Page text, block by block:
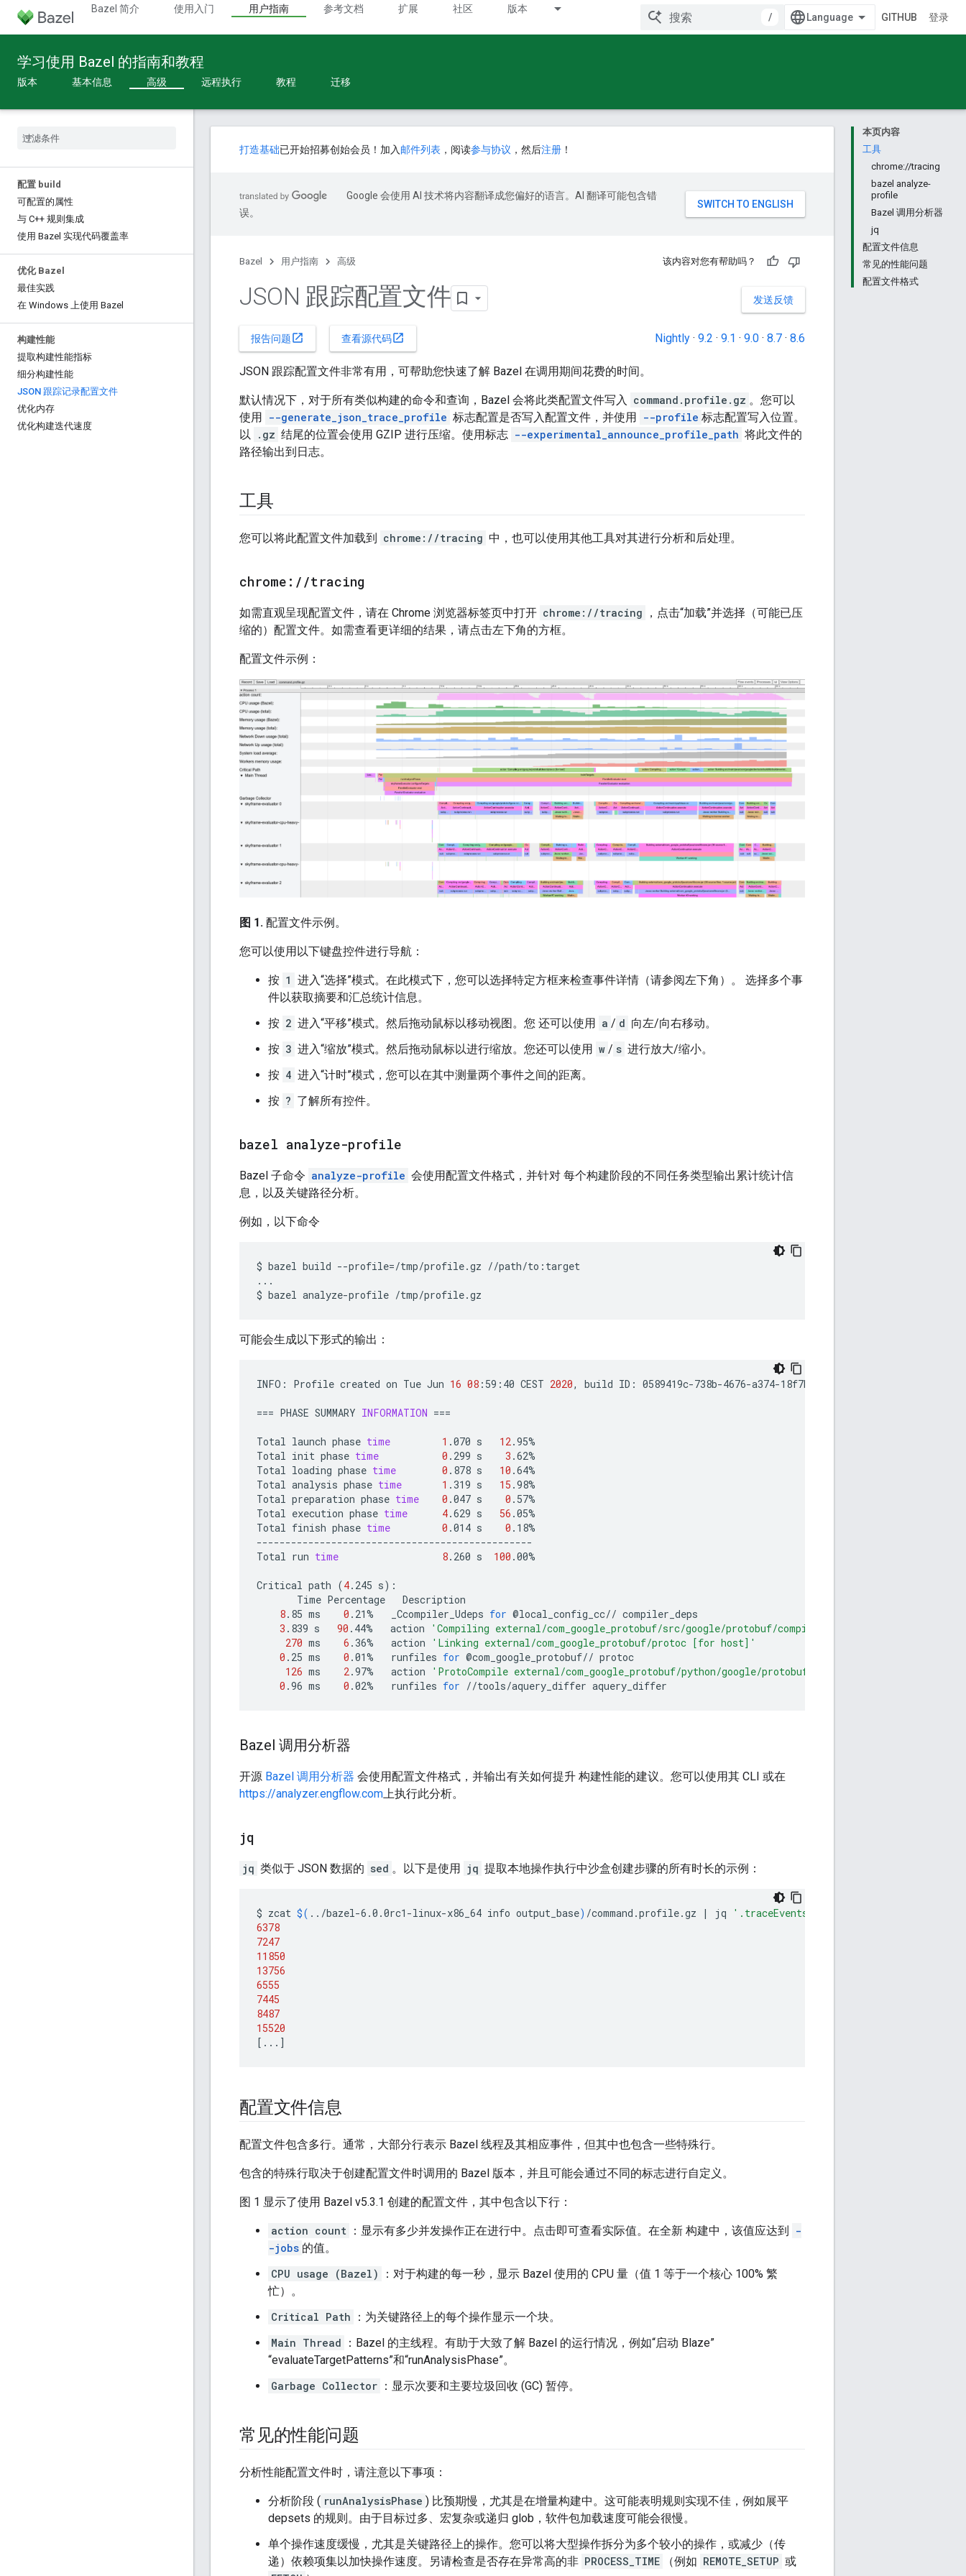
Bazel 简介 使用入门 用户指南 参考文档 扩展 社区 版本
/ GITHUB 登录
学习使用 Bazel 的指南和教程
版本 基本信息 高级 远程执行 教程 迁移
配置 build
可配置的属性
与 C++ 规则集成
使用 Bazel 实现代码覆盖率
优化 Bazel
最佳实践
在 Windows 上使用 Bazel
构建性能
提取构建性能指标
细分构建性能
JSON 跟踪记录配置文件
优化内存
优化构建迭代速度
本页内容
工具
chrome://tracing
bazel analyze-
profile
Bazel 调用分析器
jq
配置文件信息
常见的性能问题
配置文件格式
打造基础已开始招募创始会员！加入 邮件列表 ，阅读参与协议 ，然后注册 ！
Google 会使用 AI 技术将内容翻译成您偏好的语言。AI 翻译可能包含错
误。
Bazel 用户指南 高级 该内容对您有帮助吗？
发送反馈
JSON 跟踪配置文件
报告问题 open_in_new 查看源代码open_in_new Nightly · 9.2 · 9.1 · 9.0 · 8.7 · 8.6
JSON 跟踪配置文件非常有用，可帮助您快速了解 Bazel 在调用期间花费的时间。
默认情况下，对于所有类似构建的命令和查询，Bazel 会将此类配置文件写入 command.profile.gz 。您可以
使用 --generate_json_trace_profile 标志配置是否写入配置文件，并使用 --profile 标志配置写入位置。
以
.gz 结尾的位置会使用 GZIP 进行压缩。使用标志 --experimental_announce_profile_path 将此文件的
路径输出到日志。
工具
您可以将此配置文件加载到 chrome://tracing 中，也可以使用其他工具对其进行分析和后处理。
chrome: //tracing
如需直观呈现配置文件，请在 Chrome 浏览器标签页中打开 chrome://tracing
，点击“加载”并选择（可能已压
缩的）配置文件。如需查看更详细的结果，请点击左下角的方框。
配置文件示例：
图 1. 配置文件示例。
您可以使用以下键盘控件进行导航：
按 1 进入“选择”模式。在此模式下，您可以选择特定方框来检查事件详情（请参阅左下角）。 选择多个事
件以获取摘要和汇总统计信息。
按 2 进入“平移”模式。然后拖动鼠标以移动视图。您 还可以使用 a / d 向左/向右移动。
按 3 进入“缩放”模式。然后拖动鼠标以进行缩放。您还可以使用 w / s 进行放大/缩小。
按 4 进入“计时”模式，您可以在其中测量两个事件之间的距离。
按 ? 了解所有控件。
bazel analyze-profile
Bazel 子命令 analyze-profile 会使用配置文件格式，并针对 每个构建阶段的不同任务类型输出累计统计信
息，以及关键路径分析。
例如，以下命令
$ bazel build --profile=/tmp/profile.gz //path/to:target
...
$ bazel analyze-profile
可能会生成以下形式的输出：
INFO: Profile created on Tue Jun 16 08 :59:40 CEST 2020, build ID: 0589419c-738b-4676-a374-18f7bbc7ac23,
=== PHASE SUMMARY INFORMATION ===
Total launch phase time 1 .070 s 12.95%
Total init phase time 0 .299 s 3 .62%
Total loading phase time 0 .878 s 10 .64%
Total analysis phase time 1 .319 s 15 .98%
Total preparation phase time 0 .047 s 0 .57%
Total execution phase time 4.629 s 56 .05%
Total finish phase time 0 .014 s 0 .18%
------------------------------------------------
Total run time 8.260 s 100 .00%
Critical path (4.245 s)
Time Percentage
8.85 ms 0 .21% _Ccompiler_Udeps for @local_config_cc//
3 .839 s 90 .44% action
'Compiling external/com_google_protobuf/src/google/protobuf/compiler/php/php_generator.cc
270 ms 6 .36% action
'Linking external/com_google_protobuf/protoc [for host]'
0 .25 ms 0 .01% runfiles for @com_google_protobuf//
126 ms 2.97% action
'ProtoCompile external/com_google_protobuf/python/google/protobuf/compiler/plugin_pb2.py'
0 .96 ms 0 .02% runfiles for //tools/aquery_differ
Bazel 调用分析器
开源 Bazel 调用分析器 会使用配置文件格式，并输出有关如何提升 构建性能的建议。您可以使用其 CLI 或在
https://analyzer.engflow.com上执行此分析。
jq
jq 类似于 JSON 数据的 sed 。以下是使用 jq 提取本地操作执行中沙盒创建步骤的所有时长的示例：
$ zcat $( ../bazel-6.0.0rc1-linux-x86_64 info output_base) /command.profile.gz | jq
'.traceEvents | .[] | select(.name ==
6378
7247
11850
13756
6555
7445
8487
15520
[ ... ]
配置文件信息
配置文件包含多行。通常，大部分行表示 Bazel 线程及其相应事件，但其中也包含一些特殊行。
包含的特殊行取决于创建配置文件时调用的 Bazel 版本，并且可能会通过不同的标志进行自定义。
图 1 显示了使用 Bazel v5.3.1 创建的配置文件，其中包含以下行：
action count ：显示有多少并发操作正在进行中。点击即可查看实际值。在全新 构建中，该值应达到 -
-jobs 的值。
CPU usage (Bazel)
：对于构建的每一秒，显示 Bazel 使用的 CPU 量（值 1 等于一个核心 100% 繁
忙）。
Critical Path
：为关键路径上的每个操作显示一个块。
Main Thread
：Bazel 的主线程。有助于大致了解 Bazel 的运行情况，例如“启动 Blaze”
“evaluateTargetPatterns”和“runAnalysisPhase”。
Garbage Collector ：显示次要和主要垃圾回收 (GC) 暂停。
常见的性能问题
分析性能配置文件时，请注意以下事项：
分析阶段 ( runAnalysisPhase ) 比预期慢，尤其是在增量构建中。这可能表明规则实现不佳，例如展平
depsets 的规则。由于目标过多、宏复杂或递归 glob，软件包加载速度可能会很慢。
单个操作速度缓慢，尤其是关键路径上的操作。您可以将大型操作拆分为多个较小的操作，或减少（传
递）依赖项集以加快操作速度。另请检查是否存在异常高的非 PROCESS_TIME （例如 REMOTE_SETUP 或